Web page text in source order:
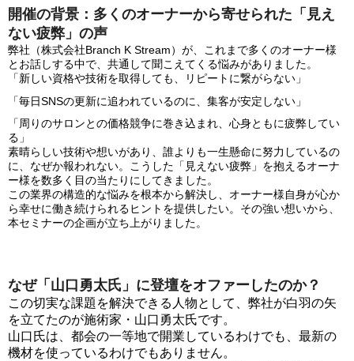
開催の背景：多くのオーナーから寄せられた「見え
ない疲弊」の声
弊社（株式会社Branch K Stream）が、これまで多くのオーナー様
とお話しする中で、共通して聞こえてくる悩みがありました。
「新しい資格や技術を取得しても、リピートに繋がらない」
「毎日SNSの更新に追われているのに、集客が安定しない」
「周りのサロンとの価格競争に巻き込まれ、心身ともに疲弊してい
る」
素晴らしい技術や想いがあり、誰よりも一生懸命に努力しているの
に、なぜか報われない。こうした「見えない疲弊」を抱えるオーナ
ー様を数多く目の当たりにしてきました。
この業界の構造的な悩みを根本から解決し、オーナー様自身が心か
ら幸せに働き続けられるヒントを提供したい。その強い想いから、
本セミナーの企画が立ち上がりました。
なぜ「山口勇太氏」に登壇をオファーしたのか？
この切実な課題を解決できる人物として、弊社が白羽の矢
を立てたのが施術家・山口勇太氏です。
山口氏は、都会の一等地で開業しているわけでも、最新の
機材を使っているわけでもありません。